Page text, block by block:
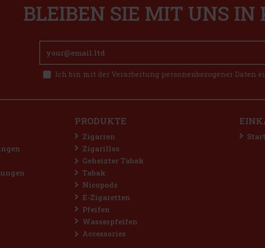
BLEIBEN SIE MIT UNS IN
Ich bin mit der Verarbeitung personenbezogener Daten
PRODUKTE
Zigarren
Zigarillos
Geheizter Tabak
Tabak
Nicopods
E-Zigaretten
Pfeifen
Wasserpfeifen
Accessories